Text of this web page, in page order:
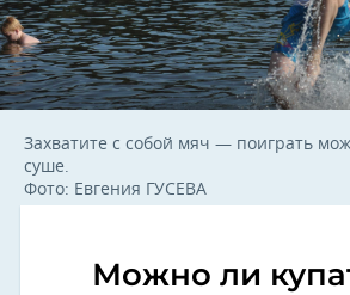
Захватите с собой мяч — поиграть
суше.
Фото: Евгения ГУСЕВА
Можно ли